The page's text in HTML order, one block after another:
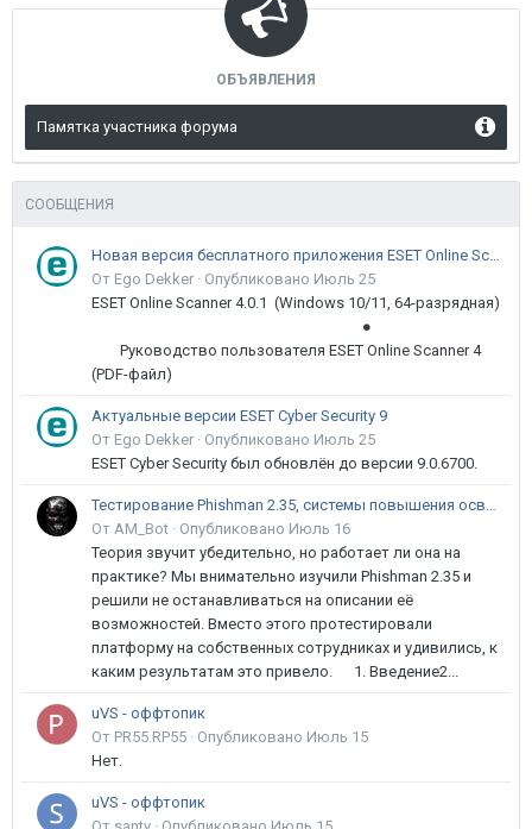
ОБЪЯВЛЕНИЯ
Памятка участника форума
СООБЩЕНИЯ
Новая версия бесплатного приложения ESET Online Scanner доступна пользователям
От Ego Dekker · Опубликовано Июль 25
ESET Online Scanner 4.0.1 (Windows 10/11, 64-разрядная)
●
Руководство пользователя ESET Online Scanner 4
(PDF-файл)
Актуальные версии ESET Cyber Security 9
От Ego Dekker · Опубликовано Июль 25
ESET Cyber Security был обновлён до версии 9.0.6700.
Тестирование Phishman 2.35, системы повышения осведомлённости пользователей в сфере ИБ
От AM_Bot · Опубликовано Июль 16
Теория звучит убедительно, но работает ли она на
практике? Мы внимательно изучили Phishman 2.35 и
решили не останавливаться на описании её
возможностей. Вместо этого протестировали
платформу на собственных сотрудниках и удивились, к
каким результатам это привело. 1. Введение2...
uVS - оффтопик
От PR55.RP55 · Опубликовано Июль 15
Нет.
uVS - оффтопик